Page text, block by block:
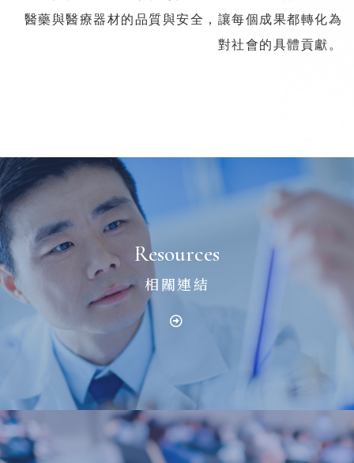
醫藥與醫療器材的品質與安全，讓每個成果都轉化為
對社會的具體貢獻。
Resources
相關連結